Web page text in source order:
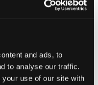
and ads, to
to analyse our traffic.
use of our site with
Je start makkelijk
zullen onder
en